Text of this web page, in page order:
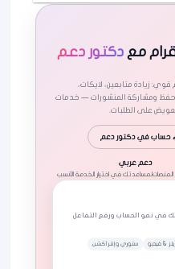
مع دكتور دعم
زيادة متابعين، لايكات،
ومشاركة المنشورات — خدمات
على الطلبات.
حساب في دكتور دعم
دعم عربي
لمساعدتك في اختيار الخدمة الأنسب
في نمو الحساب ورفع التفاعل
& فيديو ستوري وإنترآكشن